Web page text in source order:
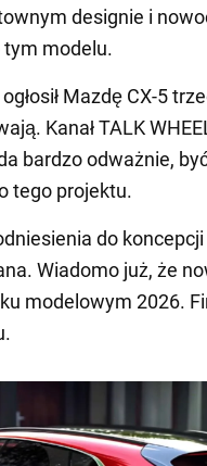
designie i
tym modelu.
Mazdę CX-5
Kanał TALK
bardzo odważnie,
tego projektu.
do
Wiadomo już, że
modelowym 2026.